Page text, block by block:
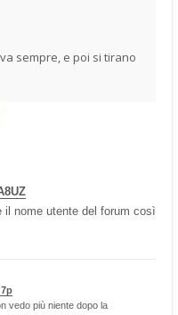
sempre, e poi si tirano
il nome utente del forum così
vedo più niente dopo la